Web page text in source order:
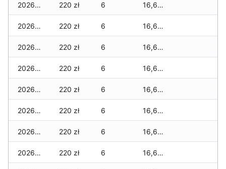
2026-03-12 220 zł 6 16,680 zł
2026-03-11 220 zł 6 16,680 zł
2026-03-10 220 zł 6 16,680 zł
2026-03-09 220 zł 6 16,680 zł
2026-03-08 220 zł 6 16,680 zł
2026-03-07 220 zł 6 16,680 zł
2026-03-06 220 zł 6 16,680 zł
2026-03-05 220 zł 6 16,680 zł